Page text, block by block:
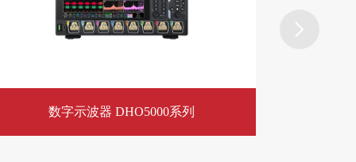
​数字示波器 DHO5000系列